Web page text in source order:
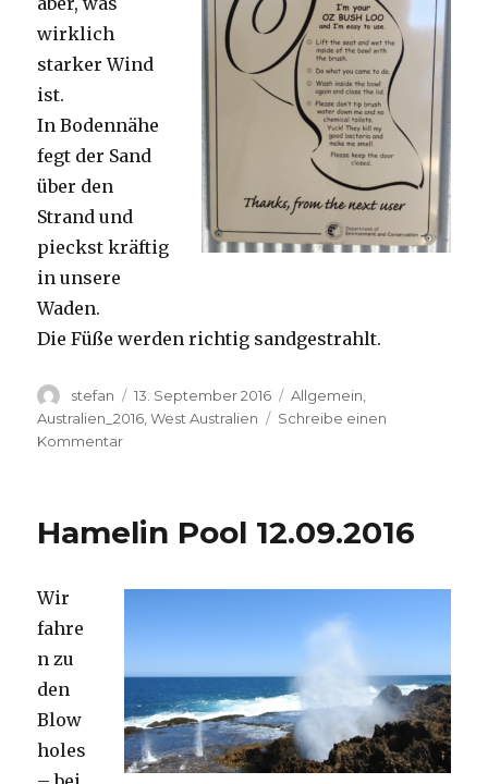
wirklich
starker Wind
ist.
In Bodennähe
fegt der Sand
über den
Strand und
pieckst kräftig
in unsere
Waden.
Die Füße werden richtig sandgestrahlt.
Autor
stefan
Veröffentlicht
am
13. September 2016 Kategorien
Allgemein
Australien_2016 ,West Australien
Schreibe einen
Kommentarzu
Hamelin Pool 12.09.2016
Wir
fahre
n zu
den
Blow
holes